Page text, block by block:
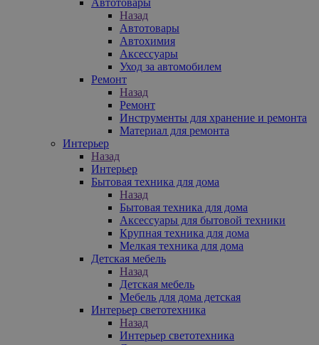
Назад
Автотовары
Автохимия
Аксессуары
Уход за автомобилем
Ремонт
Назад
Ремонт
Инструменты для хранение и ремонта
Материал для ремонта
Интерьер
Назад
Интерьер
Бытовая техника для дома
Назад
Бытовая техника для дома
Аксессуары для бытовой техники
Крупная техника для дома
Мелкая техника для дома
Детская мебель
Назад
Детская мебель
Мебель для дома детская
Интерьер светотехника
Назад
Интерьер светотехника